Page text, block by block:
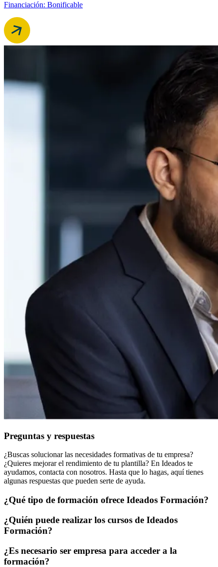
Financiación: Bonificable
Preguntas y respuestas
¿Buscas solucionar las necesidades formativas de tu empresa?
¿Quieres mejorar el rendimiento de tu plantilla? En Ideados te
ayudamos, contacta con nosotros. Hasta que lo hagas, aquí tienes
algunas respuestas que pueden serte de ayuda.
¿Qué tipo de formación ofrece Ideados Formación?
¿Quién puede realizar los cursos de Ideados
Formación?
¿Es necesario ser empresa para acceder a la
formación?